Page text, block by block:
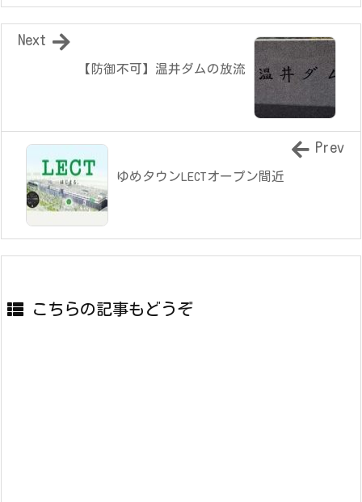
【防御不可】温井ダムの放流
Next
ゆめタウンLECTオープン間近
Prev
こちらの記事もどうぞ